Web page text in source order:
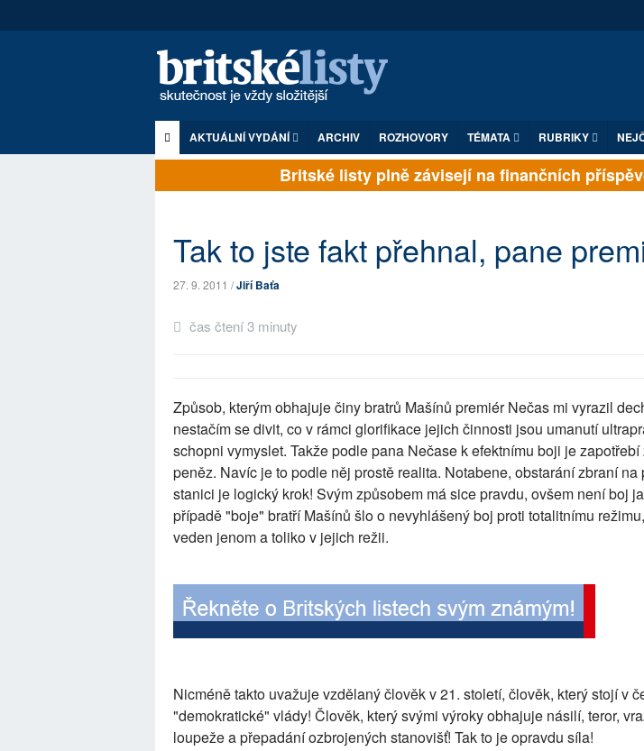
AKTUÁLNÍ VYDÁNÍ ARCHIV ROZHOVORY TÉMATA RUBRIKY
Britské listy plně závisejí na finančních
Tak to jste fakt přehnal, pane
27. 9. 2011 /Jiří Baťa
čas čtení 3 minuty
Způsob, kterým obhajuje činy bratrů Mašínů premiér Nečas mi vyrazil
nestačím se divit, co v rámci glorifikace jejich činnosti jsou umanutí
schopni vymyslet. Takže podle pana Nečase k efektnímu boji je
peněz. Navíc je to podle něj prostě realita. Notabene, obstarání zbraní na
stanici je logický krok! Svým způsobem má sice pravdu, ovšem není boj
případě "boje" bratří Mašínů šlo o nevyhlášený boj proti totalitnímu
veden jenom a toliko v jejich režii.
Nicméně takto uvažuje vzdělaný člověk v 21. století, člověk, který stojí v
"demokratické" vlády! Člověk, který svými výroky obhajuje násilí, teror,
loupeže a přepadání ozbrojených stanovišť! Tak to je opravdu síla!